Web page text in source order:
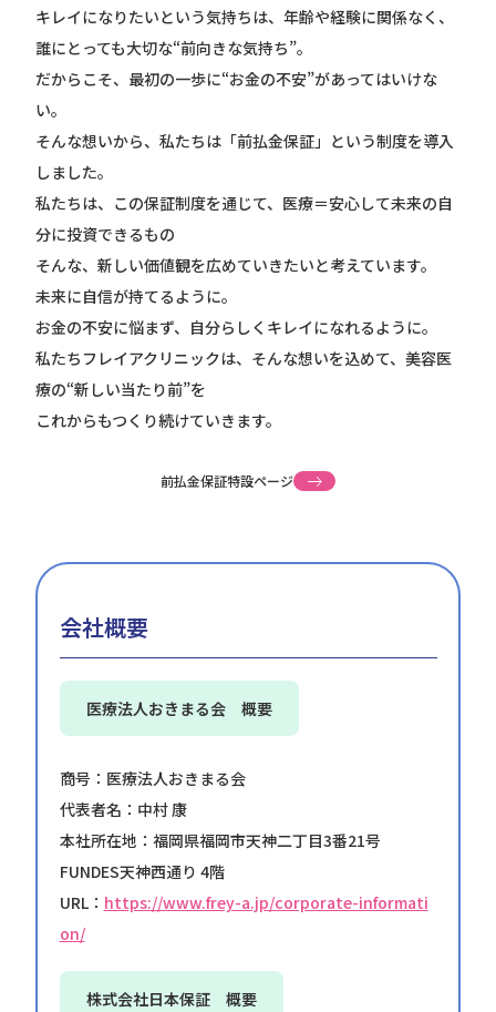
キレイになりたいという気持ちは、年齢や経験に関係なく、
誰にとっても大切な“前向きな気持ち”。
だからこそ、最初の一歩に“お金の不安”があってはいけな
い。
そんな想いから、私たちは「前払金保証」という制度を導入
しました。
私たちは、この保証制度を通じて、医療＝安心して未来の自
分に投資できるもの
そんな、新しい価値観を広めていきたいと考えています。
未来に自信が持てるように。
お金の不安に悩まず、自分らしくキレイになれるように。
私たちフレイアクリニックは、そんな想いを込めて、美容医
療の“新しい当たり前”を
これからもつくり続けていきます。
前払金保証特設ページ
会社概要
医療法人おきまる会 概要
商号：医療法人おきまる会
代表者名：中村 康
本社所在地：福岡県福岡市天神二丁目3番21号
FUNDES天神西通り 4階
URL： https://www.frey-a.jp/corporate-informati
on/
株式会社日本保証 概要